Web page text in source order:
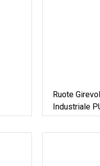
Ruote
Industriale
Carrello